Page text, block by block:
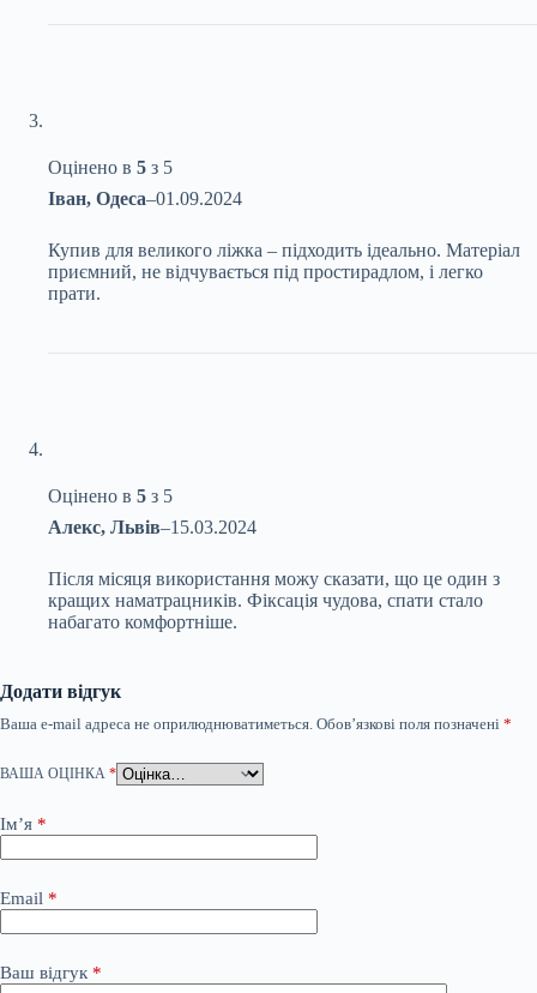
Оцінено в 5 з 5
Іван, Одеса–01.09.2024
Купив для великого ліжка – підходить ідеально. Матеріал
приємний, не відчувається під простирадлом, і легко
прати.
Оцінено в 5 з 5
Алекс, Львів–15.03.2024
Після місяця використання можу сказати, що це один з
кращих наматрацників. Фіксація чудова, спати стало
набагато комфортніше.
Додати відгук
Ваша e-mail адреса не оприлюднюватиметься. Обов’язкові поля позначені *
ВАША ОЦІНКА *
Ім’я *
Email *
Ваш відгук *